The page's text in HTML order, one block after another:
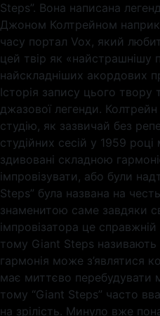
Steps”. Вона написана
Джоном Колтрейном
часу портал Vox, який
цей твір як «найстрашнішу
найскладніших акордових
Історія запису цього
джазової легенди. Колтрейн
студію, як зазвичай без
студійних сесій у 1959
здивовані складною
імпровізувати, або були
Steps” була названа на
знаменитою саме завдяки
імпровізатора це
тому Giant Steps
гармонія може з’являтися
має миттєво
тому “Giant Steps” часто
на зрілість. Минуло вже